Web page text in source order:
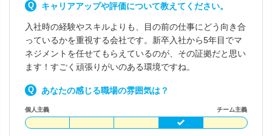
キャリアアップや評価について教えてください。
入社時の経験やスキルよりも、目の前の仕事にどう向き合
っているかを重視する会社です。新卒入社から5年目でマ
ネジメントを任せてもらえているのが、その証拠だと思い
ます！すごく頑張りがいのある環境ですね。
あなたの感じる職場の雰囲気は？
個人主義 チーム主義